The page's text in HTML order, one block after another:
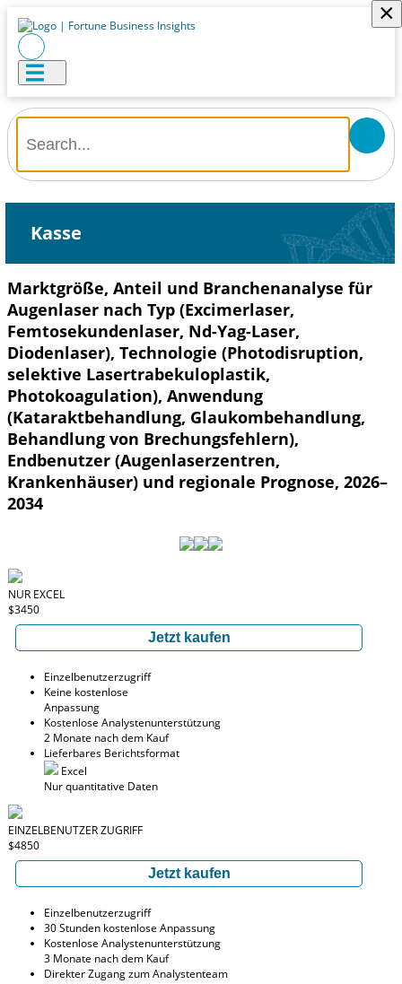
×
Kasse
Marktgröße, Anteil und Branchenanalyse für
Augenlaser nach Typ (Excimerlaser,
Femtosekundenlaser, Nd-Yag-Laser,
Diodenlaser), Technologie (Photodisruption,
selektive Lasertrabekuloplastik,
Photokoagulation), Anwendung
(Kataraktbehandlung, Glaukombehandlung,
Behandlung von Brechungsfehlern),
Endbenutzer (Augenlaserzentren,
Krankenhäuser) und regionale Prognose, 2026–
2034
NUR EXCEL
$3450
Jetzt kaufen
Einzelbenutzerzugriff
Keine kostenlose
Anpassung
Kostenlose Analystenunterstützung
2 Monate nach dem Kauf
Lieferbares Berichtsformat
Excel
Nur quantitative Daten
EINZELBENUTZER ZUGRIFF
$4850
Jetzt kaufen
Einzelbenutzerzugriff
30 Stunden kostenlose Anpassung
Kostenlose Analystenunterstützung
3 Monate nach dem Kauf
Direkter Zugang zum Analystenteam